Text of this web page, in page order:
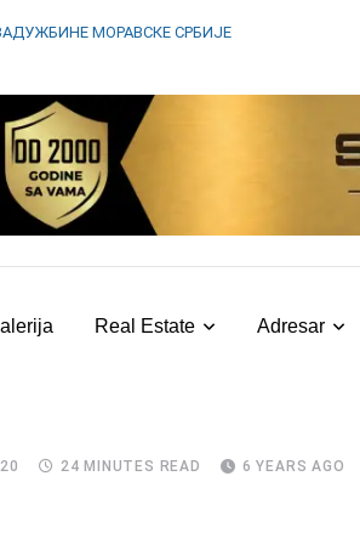
МОРАВСКЕ СРБИЈЕ
Real Estate Adresar
24 MINUTES READ 6 YEARS AGO